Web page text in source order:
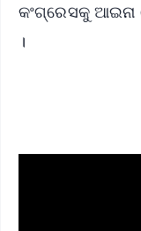
କଂଗ୍ରେସକୁ ଆଇନା
।